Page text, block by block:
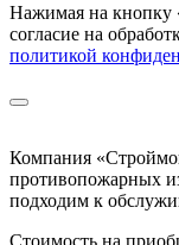
Нажимая на кнопку
согласие на
политикой
Компания
противопожарных
подходим к
Стоимость на